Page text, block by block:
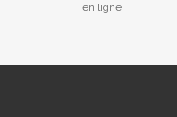
en ligne